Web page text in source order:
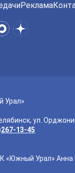
Реклама
Урал»
ул.
13-45
«Южный Урал»